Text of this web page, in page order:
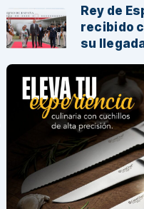
Rey de
recibido
su